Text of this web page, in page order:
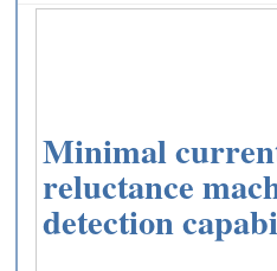
Minimal
reluctance
detection